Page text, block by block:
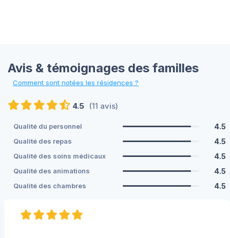
Avis & témoignages des familles
Comment sont notées les résidences ?
4.5 (11 avis)
Qualité du personnel 4.5
Qualité des repas 4.5
Qualité des soins médicaux 4.5
Qualité des animations 4.5
Qualité des chambres 4.5